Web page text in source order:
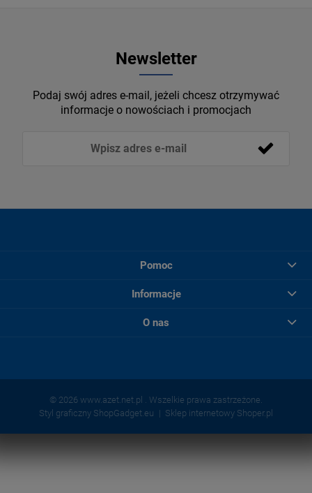
Newsletter
Podaj swój adres e-mail, jeżeli chcesz otrzymywać
informacje o nowościach i promocjach
Pomoc
Informacje
O nas
© 2026 www.azet.net.pl . Wszelkie prawa zastrzeżone.
Styl graficzny ShopGadget.eu
Sklep internetowy Shoper.pl